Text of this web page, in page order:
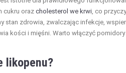
cukru oraz cholesterol we krwi , co
stan zdrowia, zwalczając infekcje,
kości i mięśni. Warto włączyć
likopenu?